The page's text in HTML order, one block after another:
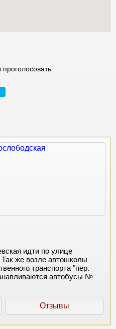
проголосовать
идти по улице
Так же возле автошколы
транспорта "пер.
автобусы №
Отзывы